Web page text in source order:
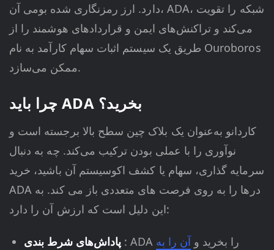
دارد. ارز رمزنگاری شده بومی آن، ADA، شبکه را تقویت
می‌کند و تراکنش‌های ایمن و قراردادهای هوشمند را از
طریق یک سیستم اثبات سهام کارآمد به نام Ouroboros
ممکن می‌سازد.
چرا باید ADA بخرید؟
کاردانو به‌عنوان یک بلاک چین سطح بالا برجسته است و
نوآوری را با عملی بودن ترکیب می‌کند. چه به دنبال
سرمایه گذاری، سهام یا کشف اکوسیستم آن باشید، خرید
ADA درها را به روی فرصت های متعددی باز می کند. به
این دلیل است که ارزش آن را دارد:
: ADA را بخرید وآن را به